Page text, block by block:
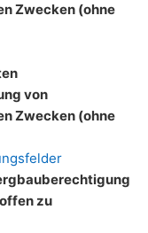
Zwecken (ohne
von
Zwecken (ohne
zu